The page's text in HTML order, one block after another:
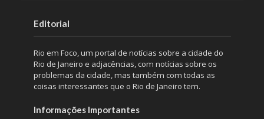
Editorial
Rio em Foco, um portal de notícias sobre a cidade do
Rio de Janeiro e adjacências, com notícias sobre os
problemas da cidade, mas também com todas as
coisas interessantes que o Rio de Janeiro tem.
Informações Importantes